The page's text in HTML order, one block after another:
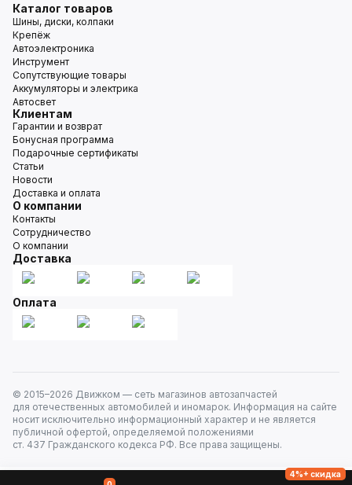
Каталог товаров
Шины, диски, колпаки
Крепёж
Автоэлектроника
Инструмент
Сопутствующие товары
Аккумуляторы и электрика
Автосвет
Клиентам
Гарантии и возврат
Бонусная программа
Подарочные сертификаты
Статьи
Новости
Доставка и оплата
О компании
Контакты
Сотрудничество
О компании
Доставка
Оплата
© 2015–2026 Движком — сеть магазинов автозапчастей
для отечественных автомобилей и иномарок. Информация на сайте
носит исключительно информационный характер и не является
публичной офертой, определяемой положениями
ст. 437 Гражданского кодекса РФ. Все права защищены.
4%+ скидка